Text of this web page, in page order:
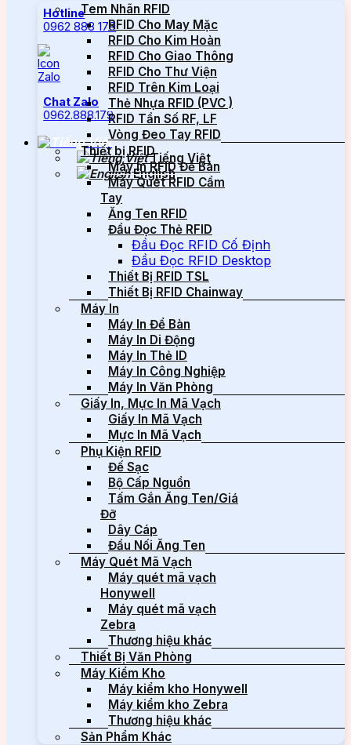
Hotline
0962 888 179
Chat Zalo
0962.888.179
Tiếng Việt
English
Tem Nhãn RFID
RFID Cho May Mặc
RFID Cho Kim Hoàn
RFID Cho Giao Thông
RFID Cho Thư Viện
RFID Trên Kim Loại
Thẻ Nhựa RFID (PVC )
RFID Tần Số RF, LF
Vòng Đeo Tay RFID
Thiết bị RFID
Máy In RFID Để Bàn
Máy Quét RFID Cầm
Tay
Ăng Ten RFID
Đầu Đọc Thẻ RFID
Đầu Đọc RFID Cố Định
Đầu Đọc RFID Desktop
Thiết Bị RFID TSL
Thiết Bị RFID Chainway
Máy In
Máy In Để Bàn
Máy In Di Động
Máy In Thẻ ID
Máy In Công Nghiệp
Máy In Văn Phòng
Giấy In, Mực In Mã Vạch
Giấy In Mã Vạch
Mực In Mã Vạch
Phụ Kiện RFID
Đế Sạc
Bộ Cấp Nguồn
Tấm Gắn Ăng Ten/Giá
Đỡ
Dây Cáp
Đầu Nối Ăng Ten
Máy Quét Mã Vạch
Máy quét mã vạch
Honywell
Máy quét mã vạch
Zebra
Thương hiệu khác
Thiết Bị Văn Phòng
Máy Kiểm Kho
Máy kiểm kho Honywell
Máy kiểm kho Zebra
Thương hiệu khác
Sản Phẩm Khác